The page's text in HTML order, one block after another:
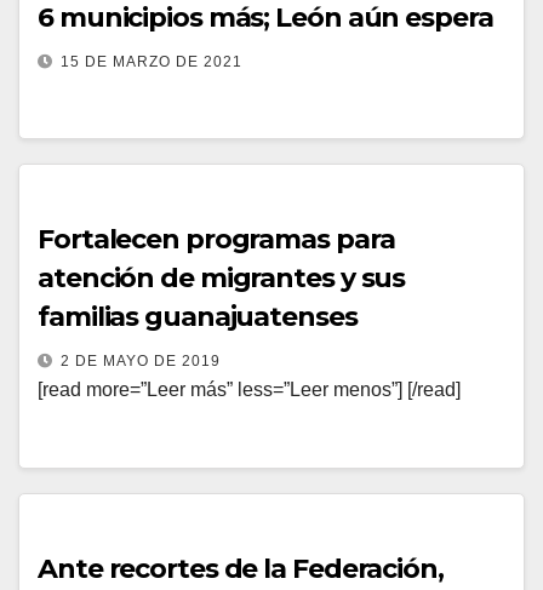
6 municipios más; León aún espera
15 DE MARZO DE 2021
Fortalecen programas para
atención de migrantes y sus
familias guanajuatenses
2 DE MAYO DE 2019
[read more=”Leer más” less=”Leer menos”] [/read]
Ante recortes de la Federación,